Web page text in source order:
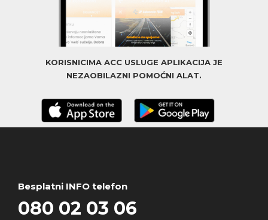
KORISNICIMA ACC USLUGE APLIKACIJA JE
NEZAOBILAZNI POMOĆNI ALAT.
Besplatni INFO telefon
080 02 03 06